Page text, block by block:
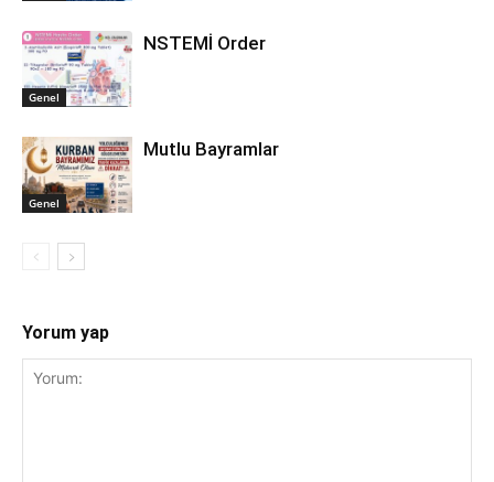
Genel
NSTEMİ Order
Genel
Mutlu Bayramlar
Yorum yap